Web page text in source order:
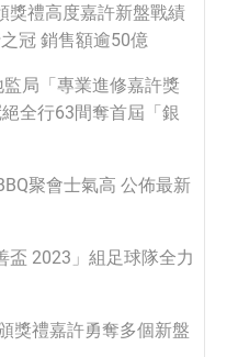
獎禮高度嘉許新盤戰績
冠 銷售額逾50億
局「專業進修嘉許獎
全行63間奪首屆「銀
聚會士氣高 公佈最新
盃 2023」組足球隊全力
獎禮嘉許勇奪多個新盤